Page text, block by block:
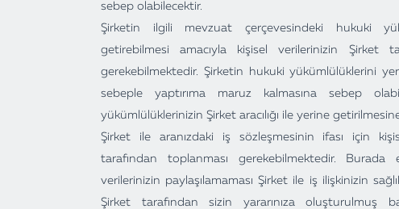
sebep olabilecektir.
Şirketin ilgili mevzuat çerçevesindeki hukuki
getirebilmesi amacıyla kişisel verilerinizin Şirket
gerekebilmektedir. Şirketin hukuki yükümlülüklerini
sebeple yaptırıma maruz kalmasına sebep
yükümlülüklerinizin Şirket aracılığı ile yerine
Şirket ile aranızdaki iş sözleşmesinin ifası için
tarafından toplanması gerekebilmektedir. Burada
verilerinizin paylaşılamaması Şirket ile iş ilişkinizin
Şirket tarafından sizin yararınıza oluşturulmuş